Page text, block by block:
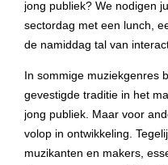
jong publiek? We nodigen
sectordag met een lunch,
de namiddag tal van
In sommige muziekgenres
gevestigde traditie in het
jong publiek. Maar voor
volop in ontwikkeling.
muzikanten en makers,